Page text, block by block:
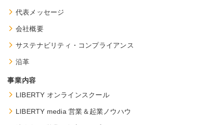
代表メッセージ
会社概要
サステナビリティ・コンプライアンス
沿革
事業内容
LIBERTY オンラインスクール
LIBERTY media 営業＆起業ノウハウ